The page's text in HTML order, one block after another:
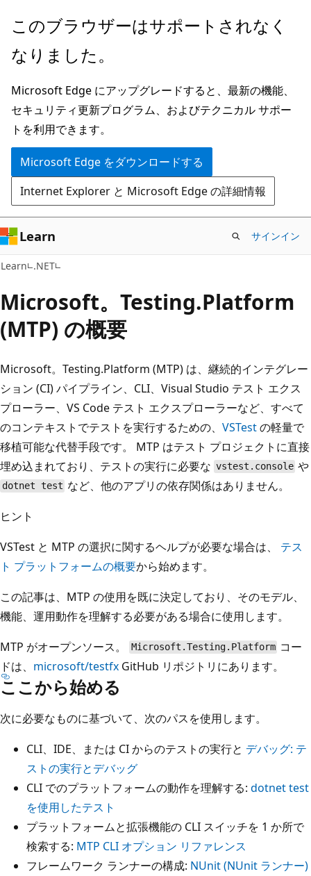
メ
ン
ン
テ
ン
ツ
に
ス
キ
ッ
プ
このブラウザーはサポートされなく
なりました。
Microsoft Edge にアップグレードすると、最新の機能、
セキュリティ更新プログラム、およびテクニカル サポー
トを利用できます。
Microsoft Edge をダウンロードする
Internet Explorer と Microsoft Edge の詳細情報
Learn サインイン
Learn .NET
Microsoft。Testing.Platform
(MTP) の概要
Microsoft。Testing.Platform (MTP) は、継続的インテグレー
ション (CI) パイプライン、CLI、Visual Studio テスト エクス
プローラー、VS Code テスト エクスプローラーなど、すべて
のコンテキストでテストを実行するための、 VSTestの軽量で
移植可能な代替手段です。 MTP はテスト プロジェクトに直接
埋め込まれており、テストの実行に必要な vstest.console や
dotnet test など、他のアプリの依存関係はありません。
ヒント
VSTest と MTP の選択に関するヘルプが必要な場合は、 テス
ト プラットフォームの概要から始めます。
この記事は、MTP の使用を既に決定しており、そのモデル、
機能、運用動作を理解する必要がある場合に使用します。
MTP がオープンソース。
Microsoft.Testing.Platform コー
ドは、 microsoft/testfx GitHub リポジトリにあります。
ここから始める
次に必要なものに基づいて、次のパスを使用します。
CLI、IDE、または CI からのテストの実行と デバッグ: テ
ストの実行とデバッグ
CLI でのプラットフォームの動作を理解する: dotnet test
を使用したテスト
プラットフォームと拡張機能の CLI スイッチを 1 か所で
検索する: MTP CLI オプション リファレンス
フレームワーク ランナーの構成: NUnit (NUnit ランナー)